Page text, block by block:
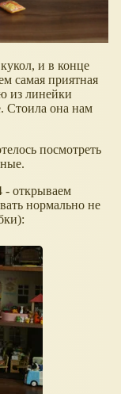
и в конце
самая приятная
из линейки
Стоила она нам
посмотреть
- открываем
нормально не